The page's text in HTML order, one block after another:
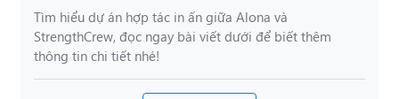
Tìm hiểu dự án hợp tác in ấn giữa Alona và
StrengthCrew, đọc ngay bài viết dưới để biết thêm
thông tin chi tiết nhé!